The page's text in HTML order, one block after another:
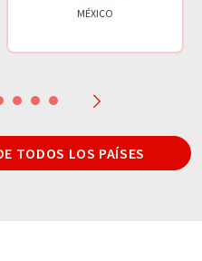
MÉXICO
TODOS LOS PAÍSES